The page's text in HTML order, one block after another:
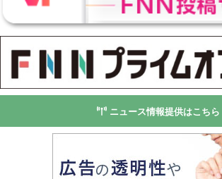
ニュース情報提供はこちら